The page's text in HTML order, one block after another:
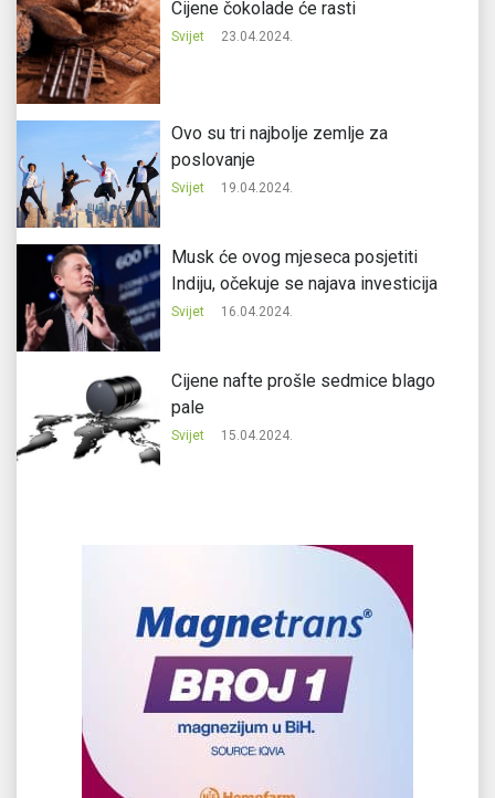
Cijene čokolade će rasti
Svijet 23.04.2024.
Ovo su tri najbolje zemlje za
poslovanje
Svijet 19.04.2024.
Musk će ovog mjeseca posjetiti
Indiju, očekuje se najava investicija
Svijet 16.04.2024.
Cijene nafte prošle sedmice blago
pale
Svijet 15.04.2024.